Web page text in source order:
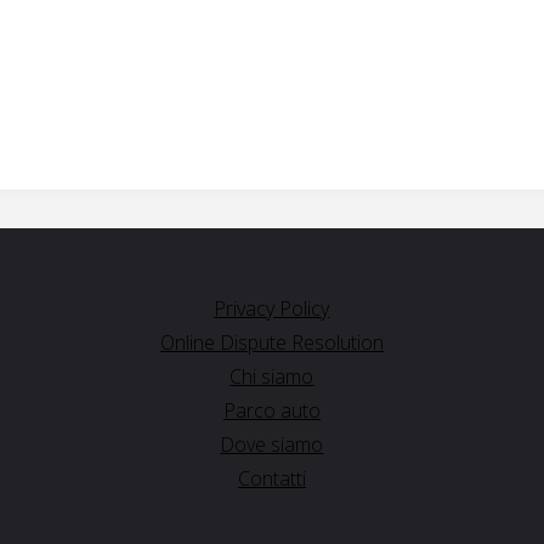
Privacy Policy
Online Dispute Resolution
Chi siamo
Parco auto
Dove siamo
Contatti